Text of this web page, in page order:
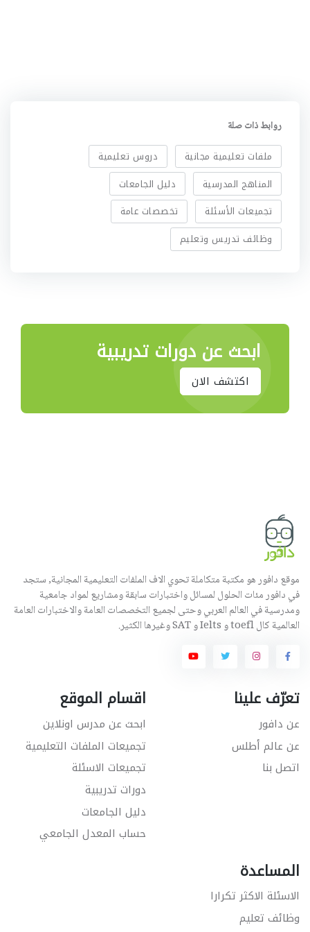
روابط ذات صلة
ملفات تعليمية مجانية
دروس تعليمية
المناهج المدرسية
دليل الجامعات
تجميعات الأسئلة
تخصصات عامة
وظائف تدريس وتعليم
ابحث عن دورات تدريبية
اكتشف الان
موقع دافور هو مكتبة متكاملة تحوي الاف الملفات التعليمية المجانية, ستجد
في دافور مئات الحلول لمسائل واختبارات سابقة ومشاريع لمواد جامعية
ومدرسية في العالم العربي وحتى لجميع التخصصات العامة والاختبارات العامة
العالمية كال toefl و Ielts و SAT وغيرها الكثير.
تعرّف علينا
عن دافور
عن عالم أطلس
اتصل بنا
اقسام الموقع
ابحث عن مدرس اونلاين
تجميعات الملفات التعليمية
تجميعات الاسئلة
دورات تدريبية
دليل الجامعات
حساب المعدل الجامعي
المساعدة
الاسئلة الاكثر تكرارا
وظائف تعليم